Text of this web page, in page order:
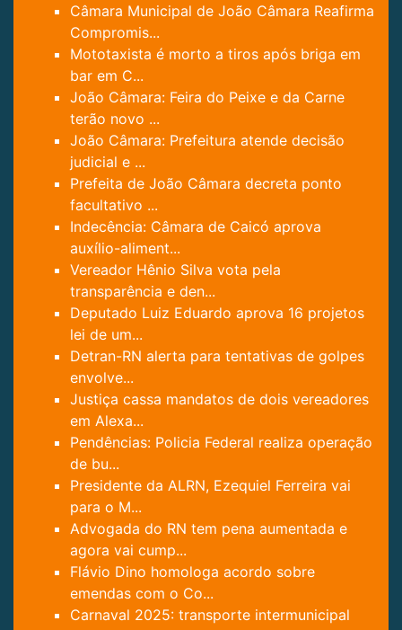
Câmara Municipal de João Câmara Reafirma
Compromis...
Mototaxista é morto a tiros após briga em
bar em C...
João Câmara: Feira do Peixe e da Carne
terão novo ...
João Câmara: Prefeitura atende decisão
judicial e ...
Prefeita de João Câmara decreta ponto
facultativo ...
Indecência: Câmara de Caicó aprova
auxílio-aliment...
Vereador Hênio Silva vota pela
transparência e den...
Deputado Luiz Eduardo aprova 16 projetos
lei de um...
Detran-RN alerta para tentativas de golpes
envolve...
Justiça cassa mandatos de dois vereadores
em Alexa...
Pendências: Policia Federal realiza operação
de bu...
Presidente da ALRN, Ezequiel Ferreira vai
para o M...
Advogada do RN tem pena aumentada e
agora vai cump...
Flávio Dino homologa acordo sobre
emendas com o Co...
Carnaval 2025: transporte intermunicipal